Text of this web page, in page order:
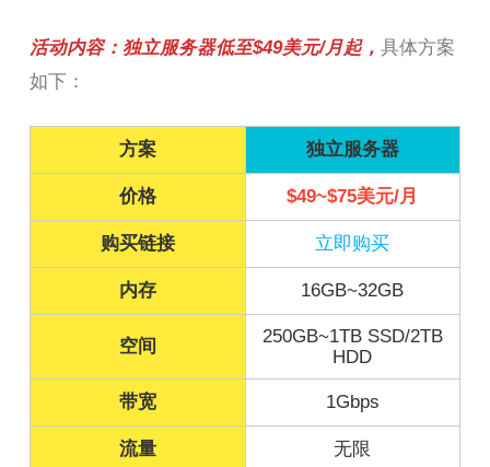
活动内容：独立服务器低至$49美元/月起， 具体方案
如下：
方案 独立服务器
价格 $49~$75美元/月
购买链接 立即购买
内存 16GB~32GB
空间
250GB~1TB SSD/2TB
HDD
带宽 1Gbps
流量 无限